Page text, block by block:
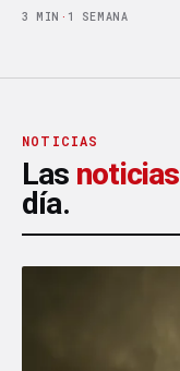
3 MIN · 1 SEMANA
NOTICIAS
Las noticias
día.